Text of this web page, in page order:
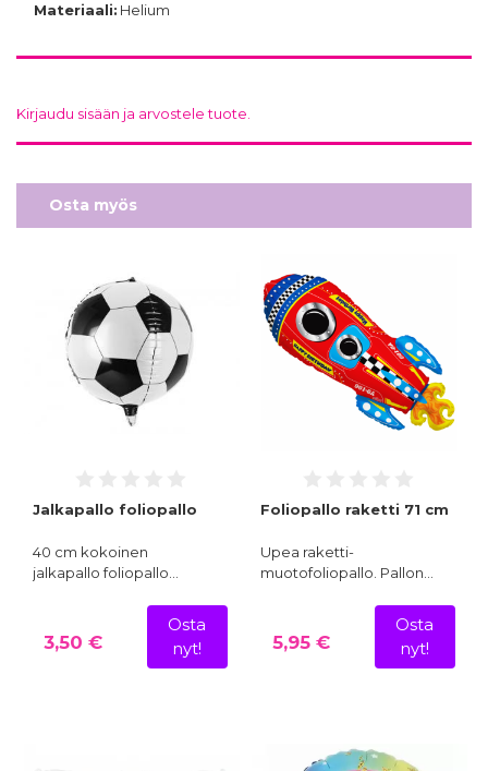
Materiaali: Helium
Kirjaudu sisään ja arvostele tuote.
Osta myös
Jalkapallo foliopallo
40 cm kokoinen
jalkapallo foliopallo…
3,50 €
Osta
nyt!
Foliopallo raketti 71 cm
Upea raketti-
muotofoliopallo. Pallon…
5,95 €
Osta
nyt!